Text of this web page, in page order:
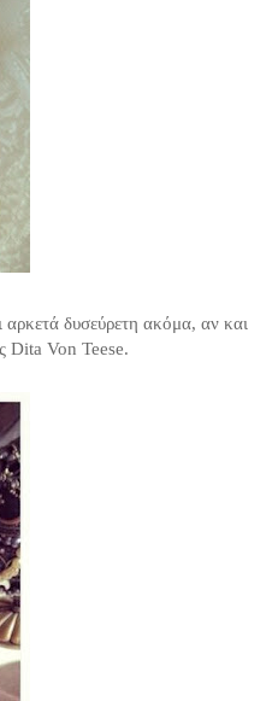
δυσεύρετη ακόμα, αν και
Dita Von Teese.